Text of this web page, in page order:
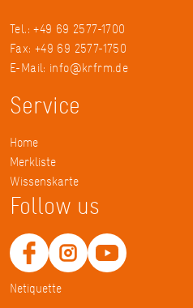
Tel.: +49 69 2577-1700
Fax: +49 69 2577-1750
E-Mail: info@krfrm.de
Service
Home
Merkliste
Wissenskarte
Follow us
Netiquette